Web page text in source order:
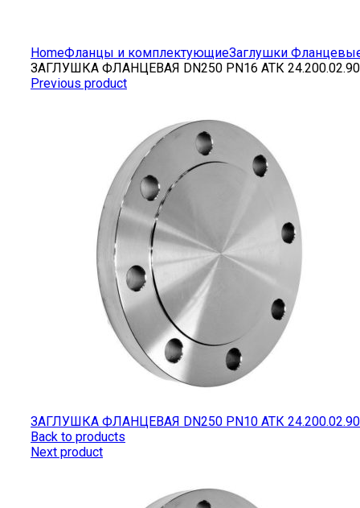
HomeФланцы и комплектующиеЗаглушки
ЗАГЛУШКА ФЛАНЦЕВАЯ DN250 PN16 АТК 24.200.02.90
Previous product
ЗАГЛУШКА ФЛАНЦЕВАЯ DN250 PN10 АТК 24.200.02.90
Back to products
Next product